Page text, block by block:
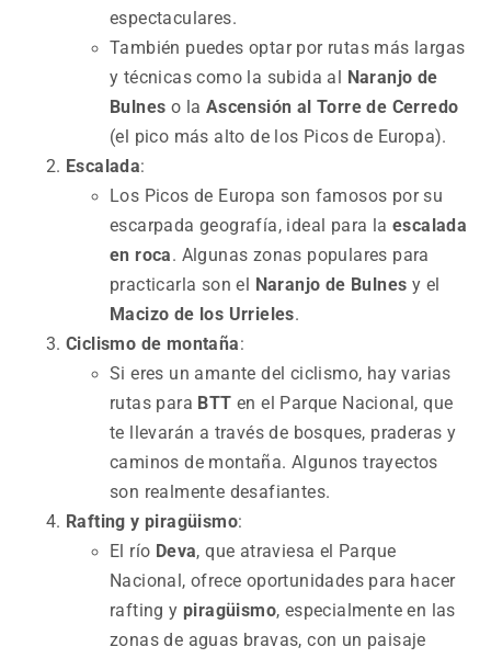
espectaculares.
También puedes optar por rutas más largas
y técnicas como la subida al
Naranjo de
Bulnes o la Ascensión al Torre de Cerredo
(el pico más alto de los Picos de Europa).
Escalada:
Los Picos de Europa son famosos por su
escarpada geografía, ideal para la escalada
en roca. Algunas zonas populares para
practicarla son el
Naranjo de Bulnes y el
Macizo de los Urrieles.
Ciclismo de montaña:
Si eres un amante del ciclismo, hay varias
rutas para BTT en el Parque Nacional, que
te llevarán a través de bosques, praderas y
caminos de montaña. Algunos trayectos
son realmente desafiantes.
Rafting y piragüismo:
El río Deva, que atraviesa el Parque
Nacional, ofrece oportunidades para hacer
rafting y piragüismo, especialmente en las
zonas de aguas bravas, con un paisaje